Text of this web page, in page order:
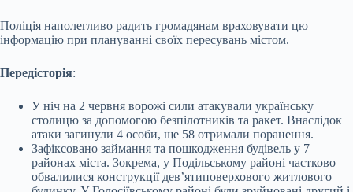
Поліція наполегливо радить громадянам враховувати цю
інформацію при плануванні своїх пересувань містом.
Передісторія:
У ніч на 2 червня ворожі сили атакували українську
столицю за допомогою безпілотників та ракет. Внаслідок
атаки загинули 4 особи, ще 58 отримали поранення.
Зафіксовано займання та пошкодження будівель у 7
районах міста. Зокрема, у Подільському районі частково
обвалилися конструкції дев’ятиповерхового житлового